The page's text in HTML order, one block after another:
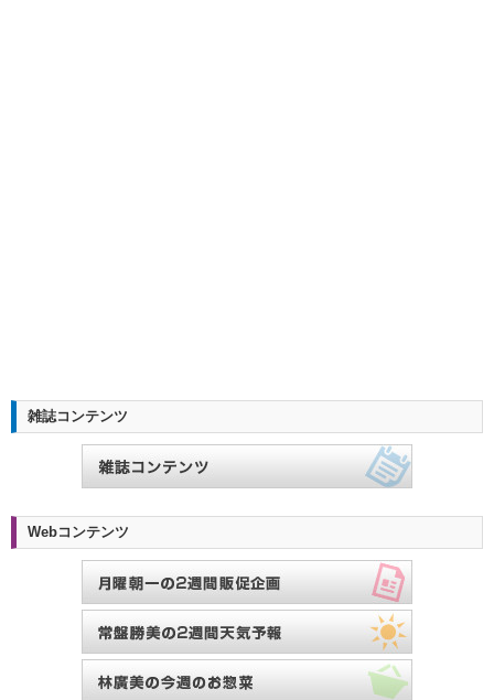
雑誌コンテンツ
Webコンテンツ